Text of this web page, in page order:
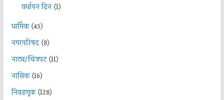
वर्धापन दिन(1)
धार्मिक(45)
नगरपरिषद(8)
नाट्य/चित्रपट(11)
नासिक(16)
निवडणूक(128)